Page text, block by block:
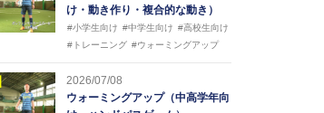
け・動き作り・複合的な動き）
#小学生向け #中学生向け #高校生向け
#トレーニング #ウォーミングアップ
2026/07/08
ウォーミングアップ（中高学年向